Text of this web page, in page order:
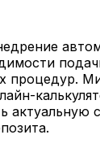
процедур.